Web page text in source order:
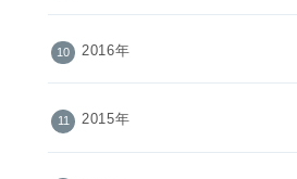
2016年
2015年